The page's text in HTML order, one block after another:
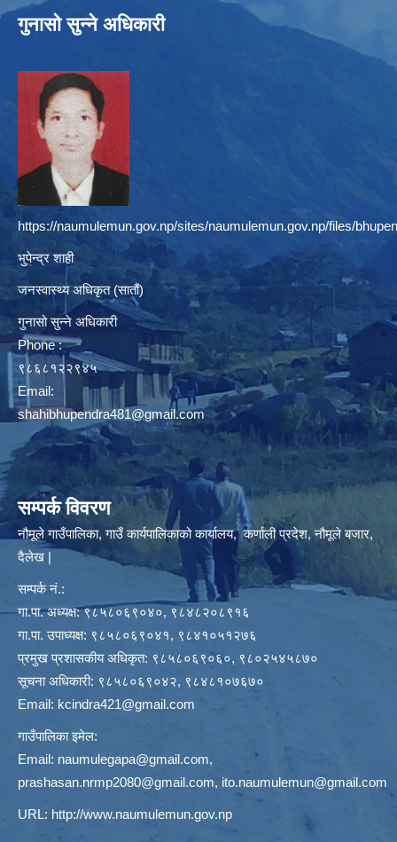
गुनासो सुन्ने अधिकारी
https://naumulemun.gov.np/sites/naumulemun.gov.np/files/
भुपेन्द्र शाही
जनस्वास्थ्य अधिकृत (सातौं)
गुनासो सुन्ने अधिकारी
Phone :
९८६८१२२९४५
Email:
shahibhupendra481@gmail.com
सम्पर्क विवरण
नौमूले गाउँपालिका, गाउँ कार्यपालिकाको कार्यालय, कर्णाली प्रदेश, नौमूले बजार,
दैलेख |
सम्पर्क नं.:
गा.पा. अध्यक्ष: ९८५८०६९०४०, ९८४८२०८९१६
गा.पा. उपाध्यक्ष: ९८५८०६९०४१, ९८४१०५१२७६
प्रमुख प्रशासकीय अधिकृत: ९८५८०६९०६०, ९८०२५४५८७०
सूचना अधिकारी: ९८५८०६९०४२, ९८४८१०७६७०
Email: kcindra421@gmail.com
गाउँपालिका इमेल:
Email: naumulegapa@gmail.com,
prashasan.nrmp2080@gmail.com, ito.naumulemun@gmail.com
URL: http://www.naumulemun.gov.np